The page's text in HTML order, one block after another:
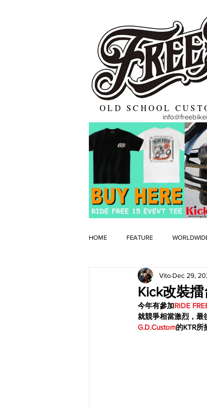
OLD SCHOOL
HOME FEATURE
OLD TIMER
Kick改裝擂
Vito Dec 29,
今年有參加RIDE
就競爭相當激烈，最
G.D.Custom的KTR所